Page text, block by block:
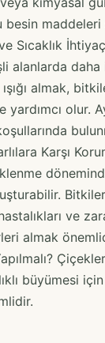
maddeleri
Sıcaklık
alanlarda
almak,
yardımcı olur.
Karşı
ve
almak
büyümesi